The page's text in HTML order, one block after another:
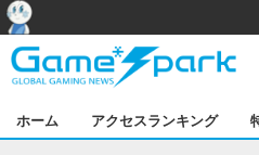
ホーム アクセスランキング